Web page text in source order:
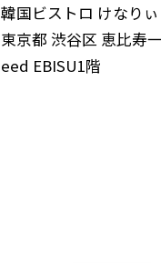
韓国ビストロ けなり
東京都 渋谷区 恵比寿
eed EBISU1階